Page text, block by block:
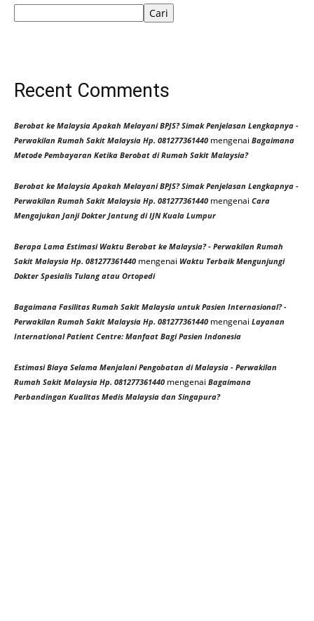
Cari
Recent Comments
Berobat ke Malaysia Apakah Melayani BPJS? Simak Penjelasan Lengkapnya -
Perwakilan Rumah Sakit Malaysia Hp. 081277361440 mengenai Bagaimana
Metode Pembayaran Ketika Berobat di Rumah Sakit Malaysia?
Berobat ke Malaysia Apakah Melayani BPJS? Simak Penjelasan Lengkapnya -
Perwakilan Rumah Sakit Malaysia Hp. 081277361440 mengenai Cara
Mengajukan Janji Dokter Jantung di IJN Kuala Lumpur
Berapa Lama Estimasi Waktu Berobat ke Malaysia? - Perwakilan Rumah
Sakit Malaysia Hp. 081277361440 mengenai Waktu Terbaik Mengunjungi
Dokter Spesialis Tulang atau Ortopedi
Bagaimana Fasilitas Rumah Sakit Malaysia untuk Pasien Internasional? -
Perwakilan Rumah Sakit Malaysia Hp. 081277361440 mengenai Layanan
International Patient Centre: Manfaat Bagi Pasien Indonesia
Estimasi Biaya Selama Menjalani Pengobatan di Malaysia - Perwakilan
Rumah Sakit Malaysia Hp. 081277361440 mengenai Bagaimana
Perbandingan Kualitas Medis Malaysia dan Singapura?